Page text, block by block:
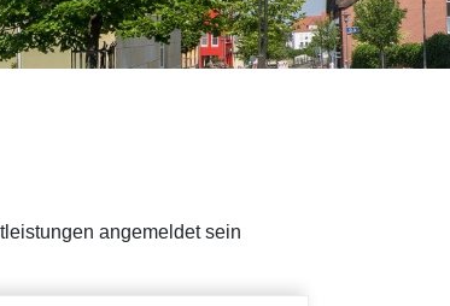
angemeldet sein